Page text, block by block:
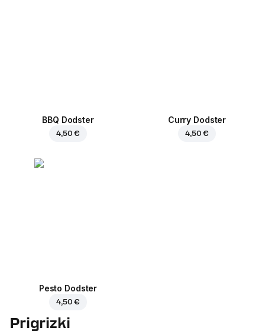
BBQ Dodster
4,50 €
Curry Dodster
4,50 €
Pesto Dodster
4,50 €
Prigrizki